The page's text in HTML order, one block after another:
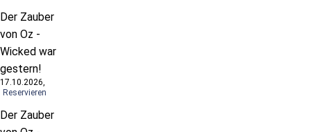
Der Zauber
von Oz -
Wicked war
gestern!
17.10.2026,
Reservieren
Der Zauber